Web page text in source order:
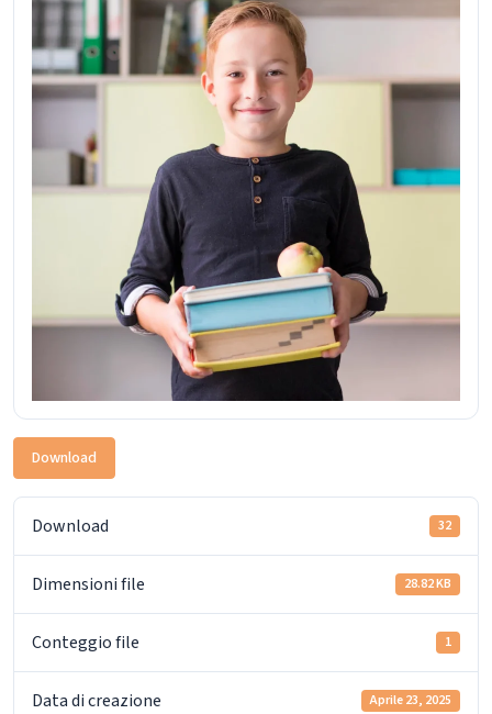
Download
Download 32
Dimensioni file 28.82 KB
Conteggio file 1
Data di creazione Aprile 23, 2025